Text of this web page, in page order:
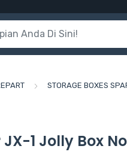
STORAGE BOXES
1 Jolly Box